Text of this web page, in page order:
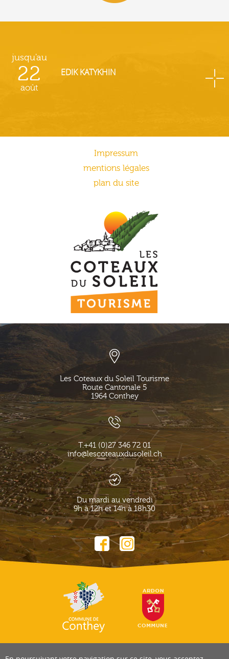
jusqu'au
22
août
EDIK KATYKHIN
Impressum
mentions légales
plan du site
Les Coteaux du Soleil Tourisme
Route Cantonale 5
1964 Conthey
T.+41 (0)27 346 72 01
info@lescoteauxdusoleil.ch
Du mardi au vendredi
9h à 12h et 14h à 18h30